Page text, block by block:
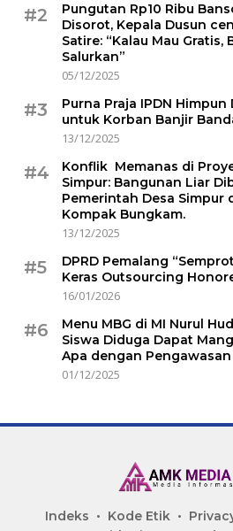
#2
Pungutan Rp10 Ribu
Disorot, Kepala Dusun
Satire: “Kalau Mau Gratis,
Salurkan”
05/12/2025
#3
Purna Praja IPDN Himpun
untuk Korban Banjir
13/12/2025
#4
Konflik Memanas di
Simpur: Bangunan Liar
Pemerintah Desa Simpur
Kompak Bungkam.
13/12/2025
#5
DPRD Pemalang
Keras Outsourcing
16/01/2026
#6
Menu MBG di MI Nurul
Siswa Diduga Dapat
Apa dengan Pengawasan
01/12/2025
Indeks Kode Etik